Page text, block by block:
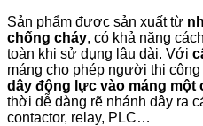
Sản phẩm được sản xuất từ
chống cháy, có khả năng
toàn khi sử dụng lâu dài. Với
máng cho phép người thi công
dây động lực vào máng một
thời dễ dàng rẽ nhánh dây ra
contactor, relay, PLC…